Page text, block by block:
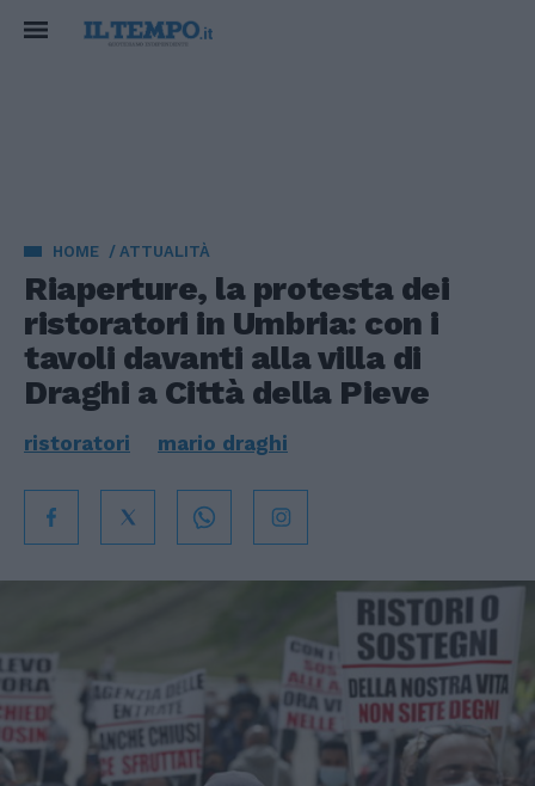
HOME ATTUALITÀ
Riaperture, la protesta dei
ristoratori in Umbria: con i
tavoli davanti alla villa di
Draghi a Città della Pieve
ristoratori mario draghi